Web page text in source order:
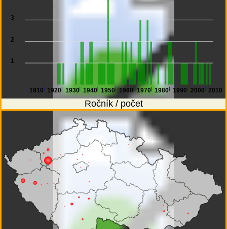
1910 1920 1930 1940 1950 1960 1970 1980 1990 2000 2010
1
2
3
Ročník / počet